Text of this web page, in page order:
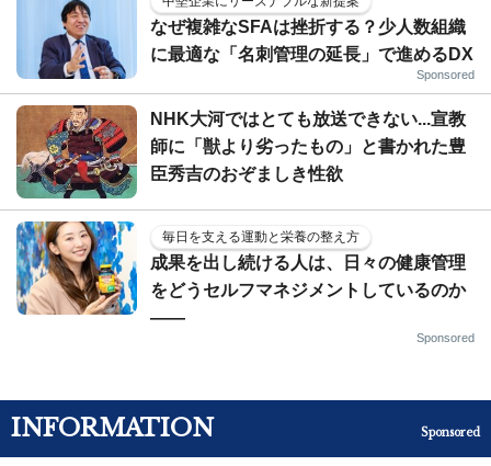
なぜ複雑なSFAは挫折する？少人数組織
に最適な「名刺管理の延長」で進めるDX
Sponsored
NHK大河ではとても放送できない...宣教
師に「獣より劣ったもの」と書かれた豊
臣秀吉のおぞましき性欲
毎日を支える運動と栄養の整え方
成果を出し続ける人は、日々の健康管理
をどうセルフマネジメントしているのか
——
Sponsored
INFORMATION Sponsored